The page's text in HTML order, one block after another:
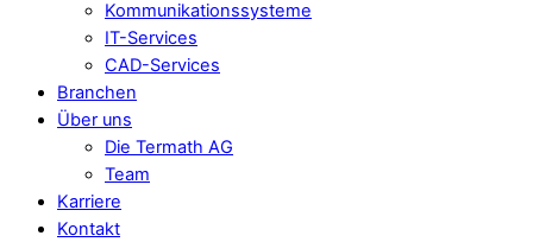
Kommunikationssysteme
IT-Services
CAD-Services
Branchen
Über uns
Die Termath AG
Team
Karriere
Kontakt